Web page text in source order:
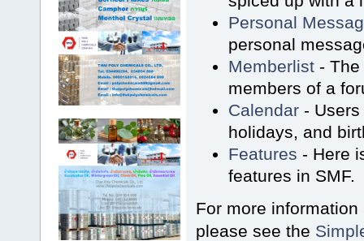
Personal
personal
Memberlist -
members of a
Calendar -
holidays, and
Features - Here
features in SMF.
For more
please see the